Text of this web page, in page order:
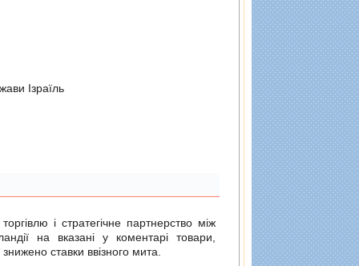
Iзраїль
і стратегічне партнерство між
на вказані у коментарі товари,
ставки ввізного мита.